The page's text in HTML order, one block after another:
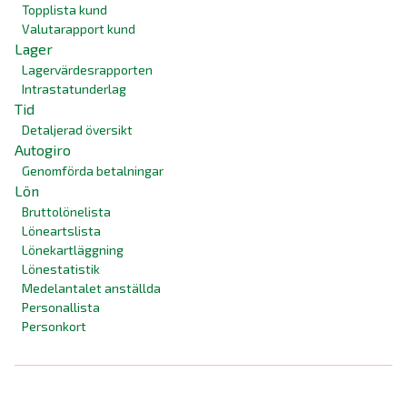
Topplista kund
Valutarapport kund
Lager
Lagervärdesrapporten
Intrastatunderlag
Tid
Detaljerad översikt
Autogiro
Genomförda betalningar
Lön
Bruttolönelista
Löneartslista
Lönekartläggning
Lönestatistik
Medelantalet anställda
Personallista
Personkort